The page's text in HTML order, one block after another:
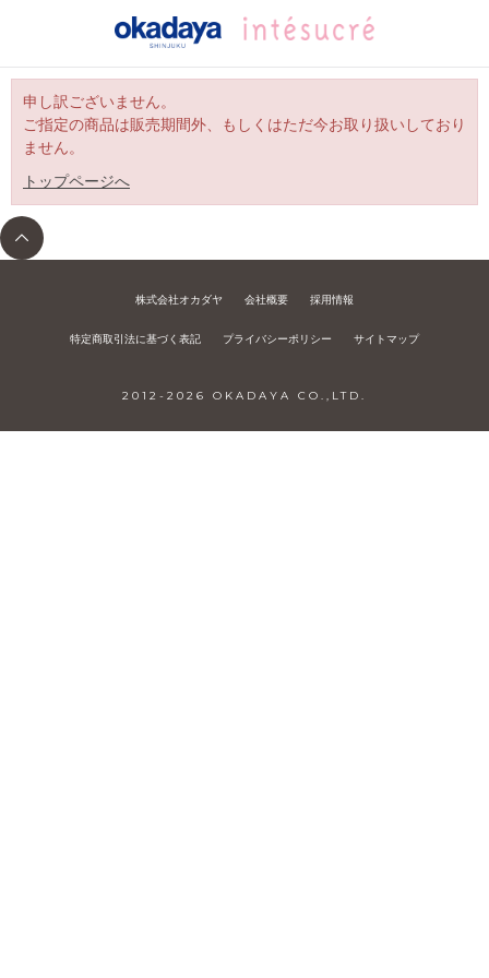
申し訳ございません。
ご指定の商品は販売期間外、もしくはただ今お取り扱いしており
ません。
トップページへ
株式会社オカダヤ 会社概要 採用情報
特定商取引法に基づく表記 プライバシーポリシー サイトマップ
2012- 2026 OKADAYA CO.,LTD.